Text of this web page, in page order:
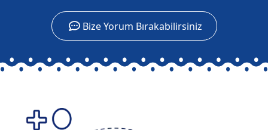
Bize Yorum Bırakabilirsiniz